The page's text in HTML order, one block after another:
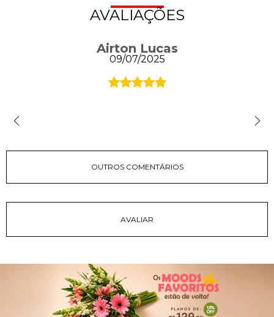
AVALIAÇÕES
Airton Lucas
09/07/2025
OUTROS COMENTÁRIOS